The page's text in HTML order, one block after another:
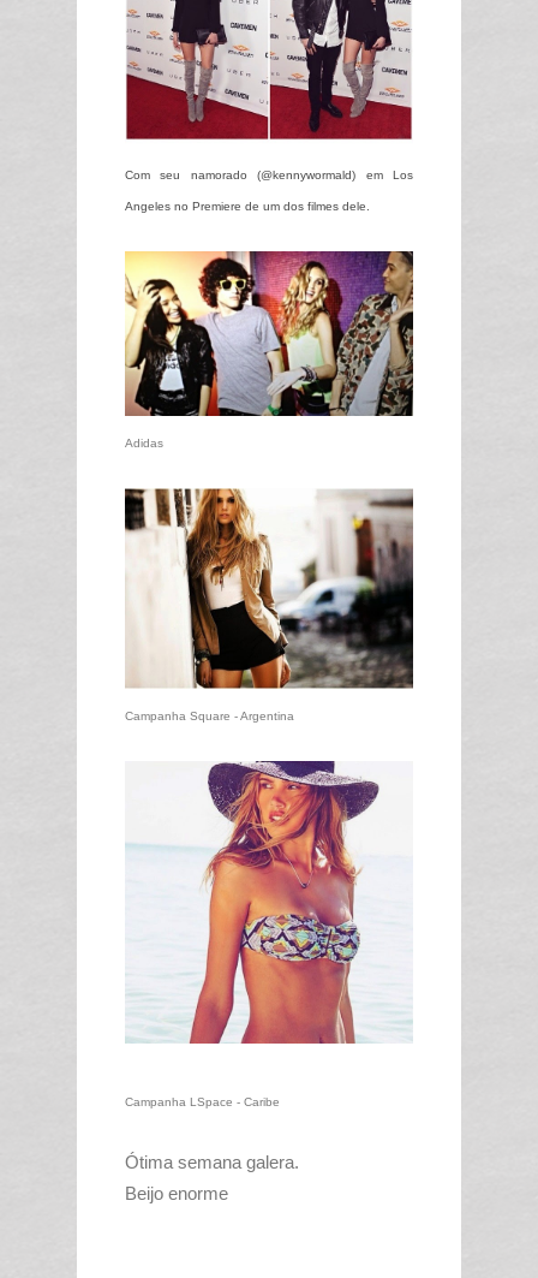
Com seu namorado (@kennywormald) em Los
Angeles no Premiere de um dos filmes dele.
Adidas
Campanha Square - Argentina
Campanha LSpace - Caribe
Ótima semana galera.
Beijo enorme